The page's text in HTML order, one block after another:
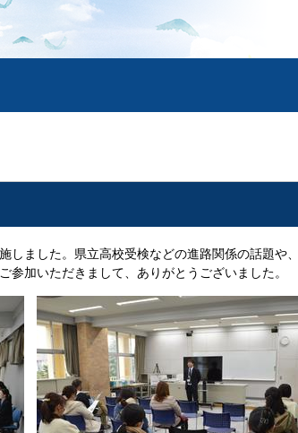
しました。県立高校受検などの進路関係の話題や
参加いただきまして、ありがとうございました。